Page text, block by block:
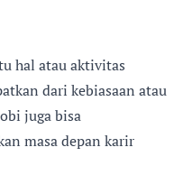
hal atau aktivitas
dari kebiasaan atau
juga bisa
masa depan karir